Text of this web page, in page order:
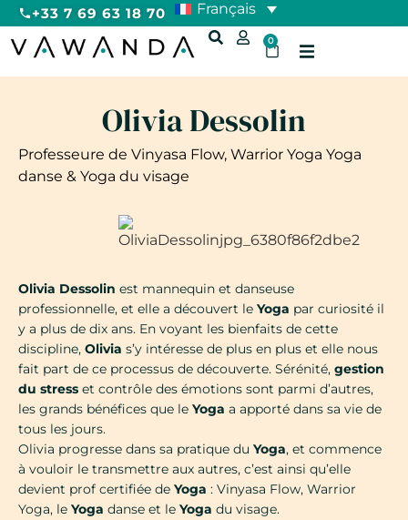
+33 7 69 63 18 70 Français
0
Olivia Dessolin
Professeure de Vinyasa Flow, Warrior Yoga Yoga
danse & Yoga du visage
Olivia Dessolin est mannequin et danseuse
professionnelle, et elle a découvert le Yoga par curiosité il
y a plus de dix ans. En voyant les bienfaits de cette
discipline, Olivia s’y intéresse de plus en plus et elle nous
fait part de ce processus de découverte. Sérénité, gestion
du stress et contrôle des émotions sont parmi d’autres,
les grands bénéfices que le Yoga a apporté dans sa vie de
tous les jours.
Olivia progresse dans sa pratique du Yoga, et commence
à vouloir le transmettre aux autres, c’est ainsi qu’elle
devient prof certifiée de Yoga : Vinyasa Flow, Warrior
Yoga, le Yoga danse et le Yoga du visage.